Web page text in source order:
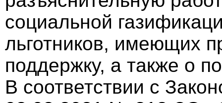
социальной
льготников, имеющих
поддержку, а также о
В соответствии с